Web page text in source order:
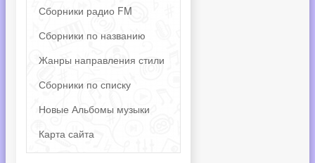
Сборники радио FM
Сборники по названию
Жанры направления стили
Сборники по списку
Новые Альбомы музыки
Карта сайта